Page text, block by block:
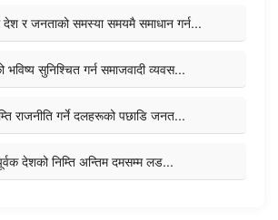
र जनताको समस्या समयमै समाधान गर्न...
भविष्य सुनिश्चित गर्न समाजवादी व्यवस...
राजनीति गर्ने दलहरूको पछाडि जनत...
देशको निम्ति अन्तिम दमसम्म लड...